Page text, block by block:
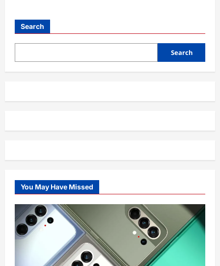
Search
Search
You May Have Missed